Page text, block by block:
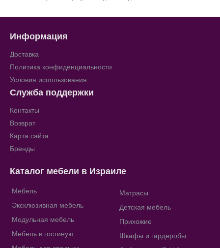
Информация
Доставка
Политика конфиденциальности
Условия использования
Служба поддержки
Контакты
Возврат
Карта сайта
Бренды
Каталог мебели в Израиле
Мебель
Эксклюзивная мебель
Модульная мебель
Мебель в гостиную
Матрасы
Детская мебель
Прихожие
Шкафы и гардеробы